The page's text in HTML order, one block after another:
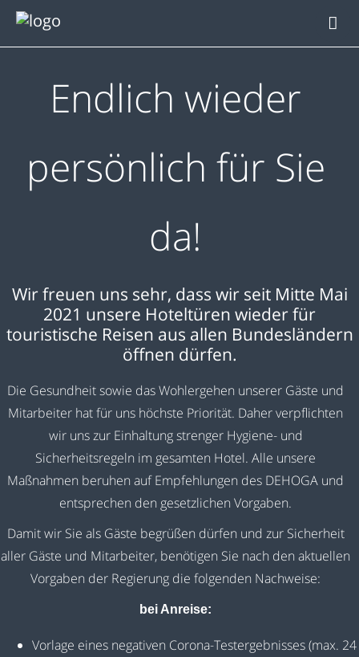
Resort
Essen
Tagen
Aktiv sein
Endlich wieder
persönlich für Sie
da!
Wir freuen uns sehr, dass wir seit Mitte Mai
2021 unsere Hoteltüren wieder für
touristische Reisen aus allen Bundesländern
öffnen dürfen.
Die Gesundheit sowie das Wohlergehen unserer Gäste und
Mitarbeiter hat für uns höchste Priorität. Daher verpflichten
wir uns zur Einhaltung strenger Hygiene- und
Sicherheitsregeln im gesamten Hotel. Alle unsere
Maßnahmen beruhen auf Empfehlungen des DEHOGA und
entsprechen den gesetzlichen Vorgaben.
Damit wir Sie als Gäste begrüßen dürfen und zur Sicherheit
aller Gäste und Mitarbeiter, benötigen Sie nach den aktuellen
Vorgaben der Regierung die folgenden Nachweise:
bei Anreise:
Vorlage eines negativen Corona-Testergebnisses (max. 24